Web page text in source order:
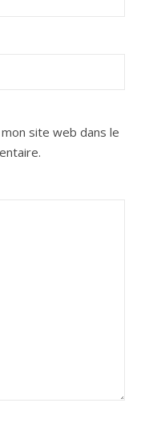
site web dans le